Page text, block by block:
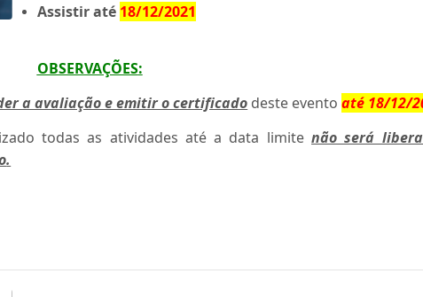
Assistir até 18/12/2021
OBSERVAÇÕES:
a avaliação e emitir o certificado deste eventoaté 18/12/
todas as atividades até a data limitenão será
.